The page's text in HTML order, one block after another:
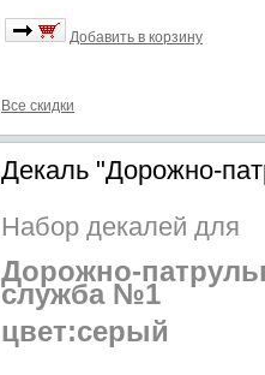
Добавить в корзину
Все скидки
Декаль "Дорожно-
Набор декалей для
Дорожно-
служба №1
цвет:серый